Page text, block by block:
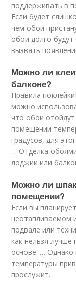
поддерживать в
Если будет
чем обои
обои долго
вызвать
Можно ли
балконе?
Правила
можно
что обои
помещении
градусов, для
… Отделка
лоджии или
Можно ли
помещении?
Если вы
неотапливаемом
подвале или
как нельзя
основе. … Однако
температуры
прослужит.